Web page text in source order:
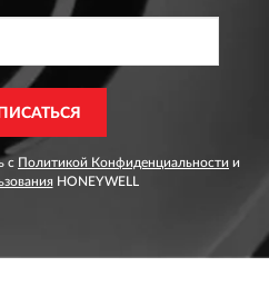
с Политикой Конфиденциальности и
HONEYWELL